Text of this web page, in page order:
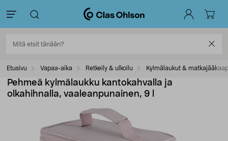
Etusivu Vapaa-aika Retkeily & ulkoilu Kylmälaukut &
Pehmeä kylmälaukku kantokahvalla ja
olkahihnalla, vaaleanpunainen, 9 l